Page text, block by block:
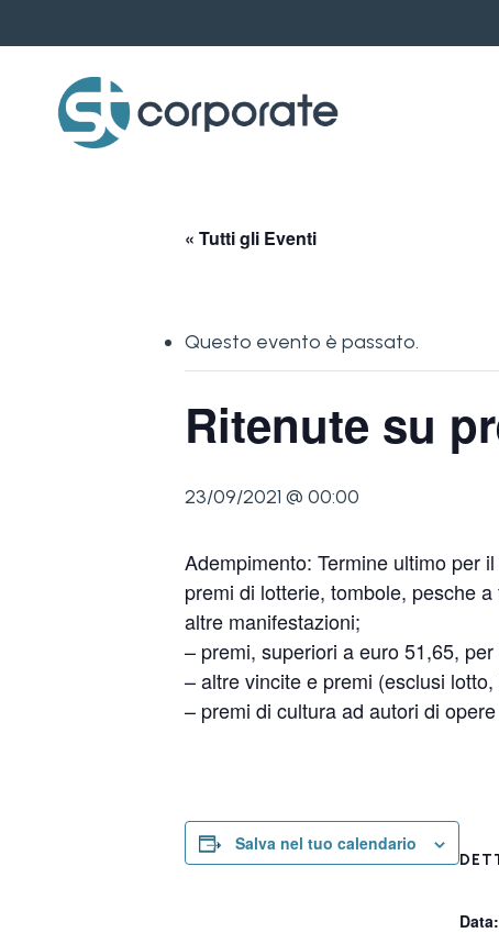
to
content
« Tutti gli Eventi
Questo evento è passato.
Ritenute su
23/09/2021 @ 00:00
Adempimento: Termine ultimo per
premi di lotterie, tombole, pesche
altre manifestazioni;
– premi, superiori a euro 51,65,
– altre vincite e premi (esclusi
– premi di cultura ad autori di
Salva nel tuo calendario
Data: